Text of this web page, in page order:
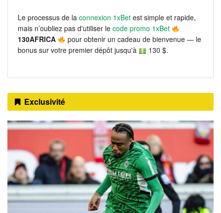
Le processus de la connexion 1xBet est simple et rapide,
mais n’oubliez pas d'utiliser le code promo 1xBet
130AFRICA
pour obtenir un cadeau de bienvenue — le
bonus sur votre premier dépôt jusqu'à
130 $.
Exclusivité